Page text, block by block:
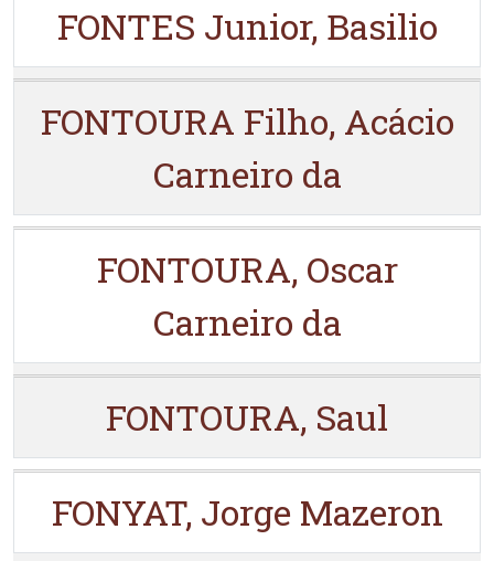
FONTES Junior, Basilio
FONTOURA Filho, Acácio
Carneiro da
FONTOURA, Oscar
Carneiro da
FONTOURA, Saul
FONYAT, Jorge Mazeron